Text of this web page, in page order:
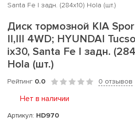
Santa Fe I задн. (284x10) Hola (шт.)
Диск тормозной KIA
II,III 4WD; HYUNDAI
ix30, Santa Fe I задн.
Hola (шт.)
Рейтинг 0.0 0 отзывов
Нет в наличии
Артикул: HD970